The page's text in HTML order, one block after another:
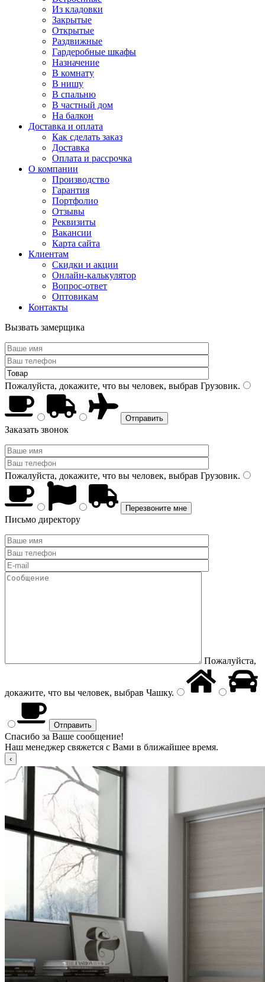
Из кладовки
Закрытые
Открытые
Раздвижные
Гардеробные шкафы
Назначение
В комнату
В нишу
В спальню
В частный дом
На балкон
Доставка и оплата
Как сделать заказ
Доставка
Оплата и рассрочка
О компании
Производство
Гарантия
Портфолио
Отзывы
Реквизиты
Вакансии
Карта сайта
Клиентам
Скидки и акции
Онлайн-калькулятор
Вопрос-ответ
Оптовикам
Контакты
Вызвать замерщика
Пожалуйста, докажите, что вы человек, выбрав Грузовик.
Заказать звонок
Пожалуйста, докажите, что вы человек, выбрав Грузовик.
Письмо директору
Пожалуйста,
докажите, что вы человек, выбрав Чашку.
Спасибо за Ваше сообщение!
Наш менеджер свяжется с Вами в ближайшее время.